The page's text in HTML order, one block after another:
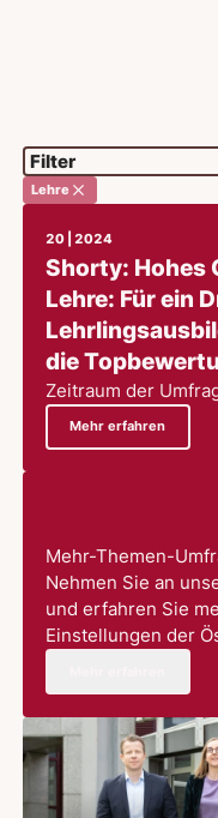
Lehre
20 | 2024
Shorty: Hohes
Lehre: Für ein
die
Zeitraum der
Mehr erfahren
Mehr-Themen-
Nehmen Sie an
und erfahren Sie
Einstellungen der